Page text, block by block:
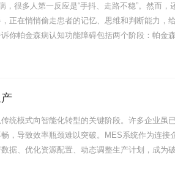
很多人第一反应是“手抖、走路不稳”。然而，
正在悄悄偷走患者的记忆、思维和判断能力，
你帕金森病认知功能障碍包括两个阶段：帕金
统模式向智能化转型的关键阶段。许多企业虽
，导致效率瓶颈难以突破。MES系统作为连接
据、优化资源配置、动态调整生产计划，成为